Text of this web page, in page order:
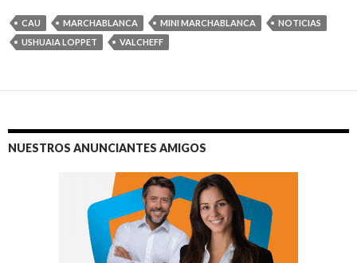
CAU MARCHABLANCA MINI MARCHABLANCA
NOTICIAS
USHUAIA LOPPET
VALCHEFF
NUESTROS ANUNCIANTES AMIGOS